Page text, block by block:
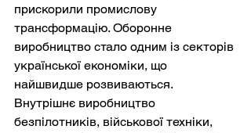
прискорили промислову
трансформацію. Оборонне
виробництво стало одним із секторів
української економіки, що
найшвидше розвиваються.
Внутрішнє виробництво
безпілотників, військової техніки,